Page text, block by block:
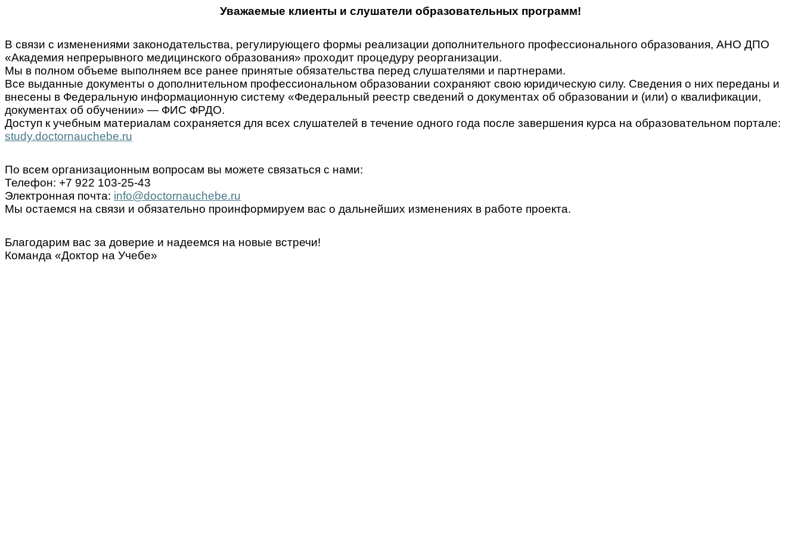
Уважаемые клиенты и слушатели образовательных программ!
В связи с изменениями законодательства, регулирующего формы реализации дополнительного профессионального образования, АНО ДПО
«Академия непрерывного медицинского образования» проходит процедуру реорганизации.
Мы в полном объеме выполняем все ранее принятые обязательства перед слушателями и партнерами.
Все выданные документы о дополнительном профессиональном образовании сохраняют свою юридическую силу. Сведения о них переданы и
внесены в Федеральную информационную систему «Федеральный реестр сведений о документах об образовании и (или) о квалификации,
документах об обучении» — ФИС ФРДО.
Доступ к учебным материалам сохраняется для всех слушателей в течение одного года после завершения курса на образовательном портале:
study.doctornauchebe.ru
По всем организационным вопросам вы можете связаться с нами:
Телефон: +7 922 103-25-43
Электронная почта: info@doctornauchebe.ru
Мы остаемся на связи и обязательно проинформируем вас о дальнейших изменениях в работе проекта.
Благодарим вас за доверие и надеемся на новые встречи!
Команда «Доктор на Учебе»